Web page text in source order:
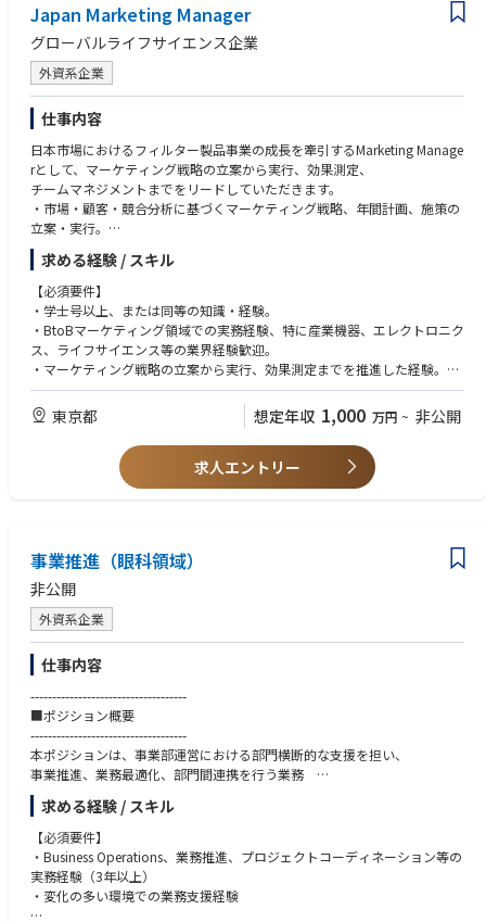
ト／推進
・コマーシャル部門・管理部門・協力会社など、関係者との合意形成・調
整
・チームがより効率的に業務を遂行できるように、チームメンバーのサポ
ートを通じて、相互にモチベーションを高めることができるよう積極的な
参画
・システム、仕組みを「作る」だけでなく「使わせて変化を起こす」
・英語（業務での読み書き）
・医薬品／医療機器業界での業務経験
Japan Marketing Manager
グローバルライフサイエンス企業
外資系企業
仕事内容
日本市場におけるフィルター製品事業の成長を牽引するMarketing Manage
rとして、マーケティング戦略の立案から実行、効果測定、
チームマネジメントまでをリードしていただきます。
・市場・顧客・競合分析に基づくマーケティング戦略、年間計画、施策の
立案・実行。
・マーケティングプログラムを通じたMQLの獲得。
・新製品（NPI）・既存製品のプロモーション、価格・チャネル・ポート
フォリオ戦略の実行。
・営業、エリア・グローバルチーム、技術、Finance等と連携した市場開
拓・販売機会創出の推進。
・デジタルマーケティング、CRM、キャンペーン等の企画・実行・効果測
定。
・マーケティングチーム（正社員6名）のマネジメント・コーチング及び
業務管理。
・サーモフィッシャーへのインテグレーション、基幹システム統合及びリ
ブランドの推進。
求める経験 / スキル
【必須要件】
・学士号以上、または同等の知識・経験。
・BtoBマーケティング領域での実務経験、特に産業機器、エレクトロニク
ス、ライフサイエンス等の業界経験歓迎。
・マーケティング戦略の立案から実行、効果測定までを推進した経験。
・売上成長やパイプライン創出に貢献するマーケティング施策の企画・実
行経験。
・デジタルマーケティング、CRM、マーケティング分析ツールの活用経
・チームマネジメント、メンバー育成、部門横断プロジェクト推進の経
【歓迎要件】
・修士号、MBA、または関連分野の上位学位。
・フィルター製品に関する知識・経験歓迎（ただし、フィルター製品への
知識は必須要件ではありません）
・グローバルチームと連携したマーケティング施策の企画・実行経験。
・組織変更や業務プロセス改善をリードした経験。
・多様な関係者を巻き込み、戦略と実行の両面で成果を出せる方。
・変化のある環境でも前向きに課題を整理し、チームをリードできる方。
東京都 想定年収 1,000 万円 ~ 非公開
求人エントリー
事業推進（眼科領域）
非公開
外資系企業
仕事内容
------------------------------------
■ポジション概要
------------------------------------
本ポジションは、事業部運営における部門横断的な支援を担い、
事業推進、業務最適化、部門間連携を行う業務
（営業部門を支援するアシスタント業務をベースとしつつ、部門横断での
調整・業務推進も担っていただくポジションとなります。）
------------------------------------
■主な業務内容
------------------------------------
【Business Operations / Commercial Support】
求める経験 / スキル
【必須要件】
・Business Operations、業務推進、プロジェクトコーディネーション等の
実務経験（3年以上）
・変化の多い環境での業務支援経験